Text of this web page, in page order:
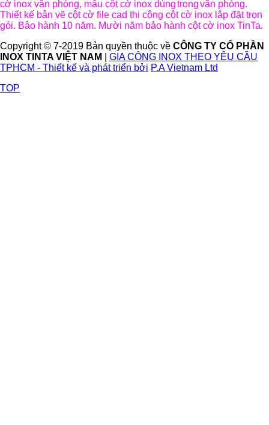
cờ inox văn phòng, mẫu cột cờ inox dùngtrongvăn phòng.
Thiết kế bản vẽ cột cờ file cad thi công cột cờ inox lắp đặt trọn
gói. Bảo hành 10 năm. Mười năm bảo hành cột cờ inox TinTa.
Copyright © 7-2019 Bản quyền thuộc về CÔNG TY CỔ PHẦN
INOX TINTA VIỆT NAM
GIA CÔNG INOX THEO YÊU CẦU
TPHCM - Thiết kế và phát triển bởi P.A Vietnam Ltd
TOP